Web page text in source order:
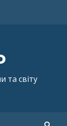
та світу